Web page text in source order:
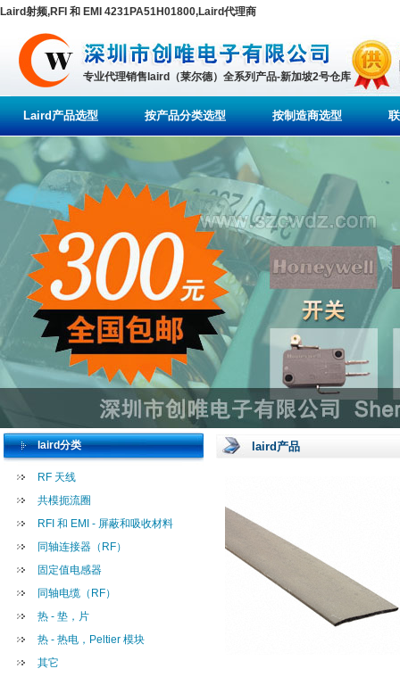
Laird射频,RFI 和 EMI 4231PA51H01800,Laird代理商
专业代理销售laird（莱尔德）全系列产品-新加坡2号仓库
Laird产品选型 按产品分类选型 按制造商选型
laird分类
RF 天线
共模扼流圈
RFI 和 EMI - 屏蔽和吸收材料
同轴连接器（RF）
固定值电感器
同轴电缆（RF）
热 - 垫，片
热 - 热电，Peltier 模块
其它
laird产品